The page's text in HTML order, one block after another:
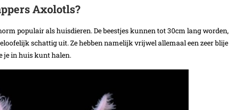
Axolotls?
populair als huisdieren. De beestjes kunnen tot 30cm lang worden,
schattig uit. Ze hebben namelijk vrijwel allemaal een zeer blije
je in huis kunt halen.